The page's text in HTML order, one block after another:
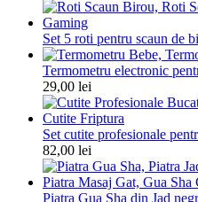
Set 5 roti pentru scaun de
Termometru electronic
29,00 lei
Set cutite profesionale
82,00 lei
Piatra Gua Sha din Jad